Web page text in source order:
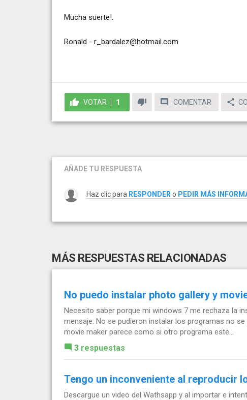
Mucha suerte!.
Ronald - r_bardalez@hotmail.com
VOTAR 1 COMENTAR
AÑADE TU RESPUESTA
Haz clic para RESPONDER o PEDIR MÁS
MÁS RESPUESTAS RELACIONADAS
No puedo instalar photo gallery y
Necesito saber porque mi windows 7 me rechaza la
mensaje: No se pudieron instalar los programas no
movie maker parece como si otro programa este...
3 respuestas
Tengo un inconveniente al reproducir
Descargue un video del Wathsapp y al importar e